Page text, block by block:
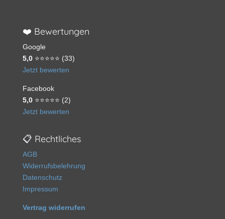
❤️ Bewertungen
Google
5,0⭐⭐⭐⭐⭐ (33)
Jetzt bewerten
Facebook
5,0⭐⭐⭐⭐⭐ (2)
Jetzt bewerten
📋 Rechtliches
AGB
Widerrufsbelehrung
Datenschutz
Impressum
Vertrag widerrufen